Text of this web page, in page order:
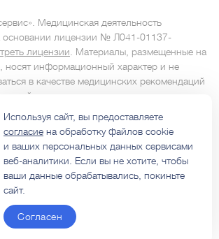
Медицинская деятельность
основании лицензии № Л041-01137-
лицензии . Материалы, размещенные на
носят информационный характер и не
в качестве медицинских рекомендаций
носит исключительно информационный
условиях не является публичной
положениями Статьи 437
РФ.
персональных данных
Используя сайт, вы предоставляете
согласие на обработку файлов cookie
и ваших персональных данных сервисами
веб-аналитики. Если вы не хотите, чтобы
ваши данные обрабатывались, покиньте
сайт.
Согласен